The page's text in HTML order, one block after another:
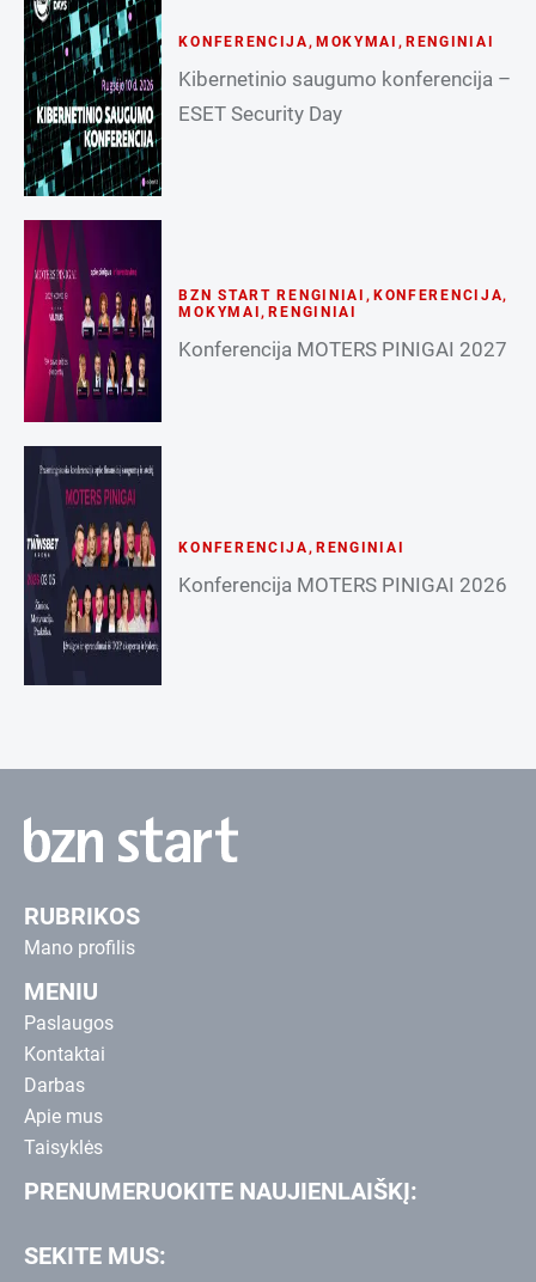
KONFERENCIJA , MOKYMAI , RENGINIAI
Kibernetinio saugumo konferencija –
ESET Security Day
BZN START RENGINIAI , KONFERENCIJA,
MOKYMAI ,RENGINIAI
Konferencija MOTERS PINIGAI 2027
KONFERENCIJA, RENGINIAI
Konferencija MOTERS PINIGAI 2026
RUBRIKOS
Mano profilis
MENIU
Paslaugos
Kontaktai
Darbas
Apie mus
Taisyklės
PRENUMERUOKITE NAUJIENLAIŠKĮ:
SEKITE MUS: